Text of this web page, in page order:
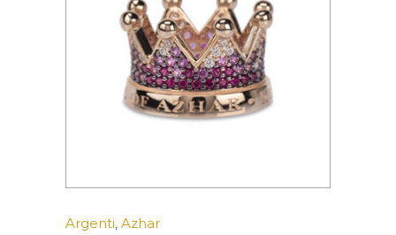
Argenti Azhar